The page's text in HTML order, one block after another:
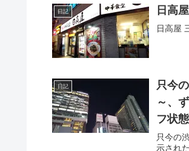
日記 日高
日高屋
日記
只今
～、
フ状態
只今の
示され